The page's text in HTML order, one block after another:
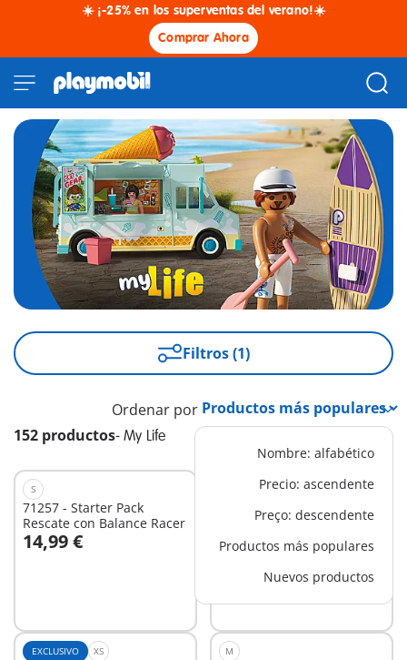
☀️ ¡-25% en los superventas del verano!☀️
Comprar Ahora
Filtros (1)
152 productos- My Life
Ordenar por
Nombre: alfabético
Precio: ascendente
Preço: descendente
Productos más populares
Nuevos productos
S
71257 - Starter Pack
Rescate con Balance Racer
14,99 €
A la cesta
70281 - Parque Infantil
Aventura
39,99 €
A la cesta
EXCLUSIVO XS M